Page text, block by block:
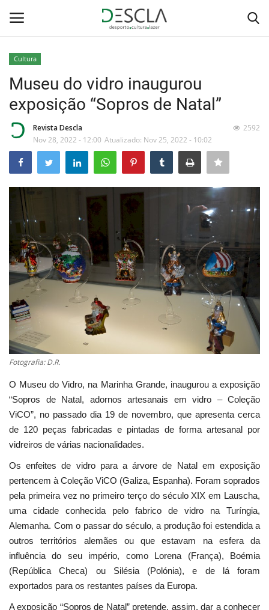
Home
...by Descla
Desporto
Contactos
Sobre Nós
Educação
Estatuto Editorial
Saúde
Ficha técnica
Cultura
Lazer
Ambiente
Cultura
Museu do vidro inaugurou
exposição “Sopros de Natal”
Revista Descla
Nov 28, 2022 - 12:00 Atualizado: Nov 25, 2022 - 10:02
2592
Fotografia: D.R.
O Museu do Vidro, na Marinha Grande, inaugurou a exposição
“Sopros de Natal, adornos artesanais em vidro – Coleção
ViCO”, no passado dia 19 de novembro, que apresenta cerca
de 120 peças fabricadas e pintadas de forma artesanal por
vidreiros de várias nacionalidades.
Os enfeites de vidro para a árvore de Natal em exposição
pertencem à Coleção ViCO (Galiza, Espanha). Foram soprados
pela primeira vez no primeiro terço do século XIX em Lauscha,
uma cidade conhecida pelo fabrico de vidro na Turíngia,
Alemanha. Com o passar do século, a produção foi estendida a
outros territórios alemães ou que estavam na esfera da
influência do seu império, como Lorena (França), Boémia
(República Checa) ou Silésia (Polónia), e de lá foram
exportados para os restantes países da Europa.
A exposição “Sopros de Natal” pretende, assim, dar a conhecer